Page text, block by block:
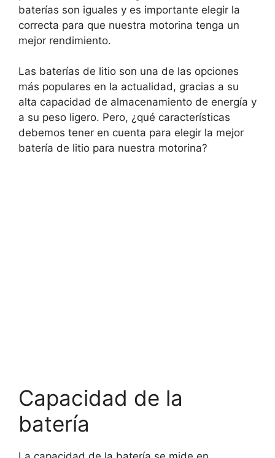
baterías son iguales y es importante elegir la
correcta para que nuestra motorina tenga un
mejor rendimiento.
Las baterías de litio son una de las opciones
más populares en la actualidad, gracias a su
alta capacidad de almacenamiento de energía y
a su peso ligero. Pero, ¿qué características
debemos tener en cuenta para elegir la mejor
batería de litio para nuestra motorina?
Capacidad de la
batería